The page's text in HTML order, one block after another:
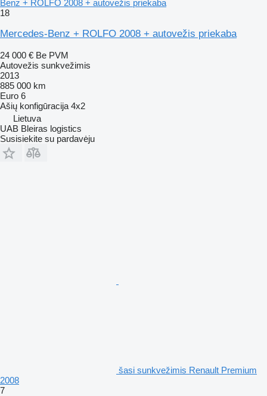
Benz + ROLFO 2008 + autovežis priekaba
18
Mercedes-Benz + ROLFO 2008 + autovežis priekaba
24 000 € Be PVM
Autovežis sunkvežimis
2013
885 000 km
Euro 6
Ašių konfigūracija 4x2
Lietuva
UAB Bleiras logistics
Susisiekite su pardavėju
šasi sunkvežimis Renault Premium
2008
7